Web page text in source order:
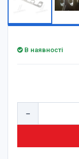
В наявності
−